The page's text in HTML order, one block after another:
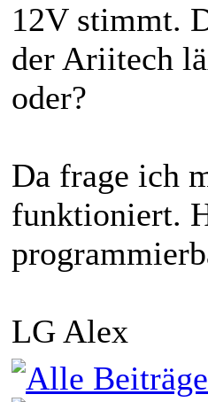
12V stimmt.
der Ariitech
oder?
Da frage ich
funktioniert.
LG Alex